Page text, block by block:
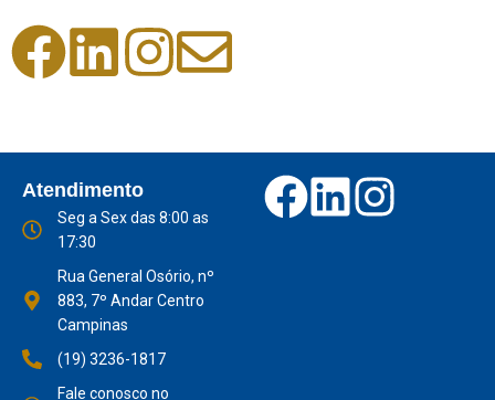
Atendimento
Seg a Sex das 8:00 as
17:30
Rua General Osório, nº
883, 7º Andar Centro
Campinas
(19) 3236-1817
Fale conosco no